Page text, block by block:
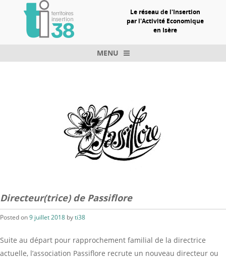
Le réseau de l'Insertion
par l'Activité Economique
en Isère
MENU
Directeur(trice) de Passiflore
Posted on9 juillet 2018 byti38
Suite au départ pour rapprochement familial de la directrice
actuelle, l’association Passiflore recrute un nouveau directeur ou